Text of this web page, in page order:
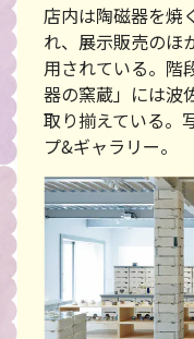
店内は陶磁器を焼
れ、展示販売のほ
用されている。階
器の窯蔵」には波
取り揃えている。
プ&ギャラリー。